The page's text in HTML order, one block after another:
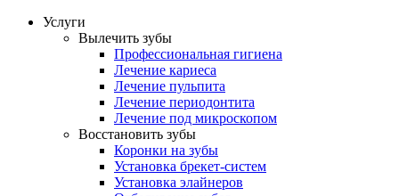
Услуги
Вылечить зубы
Профессиональная гигиена
Лечение кариеса
Лечение пульпита
Лечение периодонтита
Лечение под микроскопом
Восстановить зубы
Коронки на зубы
Установка брекет-систем
Установка элайнеров